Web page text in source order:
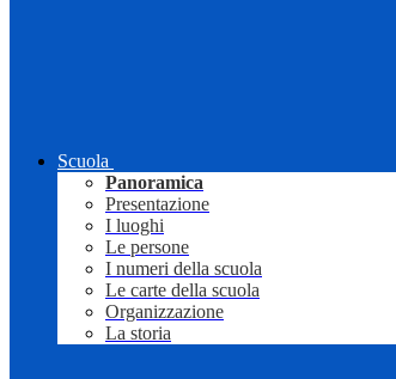
Scuola
Panoramica
Presentazione
I luoghi
Le persone
I numeri della scuola
Le carte della scuola
Organizzazione
La storia